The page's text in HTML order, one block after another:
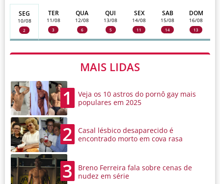
SEG
10/08
2
TER
11/08
3
QUA
12/08
6
QUI
13/08
5
SEX
14/08
11
SAB
15/08
14
DOM
16/08
13
MAIS LIDAS
1
Veja os 10 astros do pornô gay mais
populares em 2025
2
Casal lésbico desaparecido é
encontrado morto em cova rasa
3
Breno Ferreira fala sobre cenas de
nudez em série